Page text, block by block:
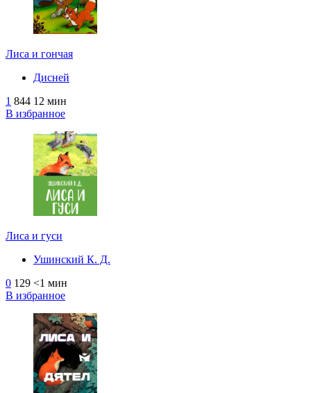
Лиса и гончая
Дисней
1 844 12 мин
В избранное
Лиса и гуси
Ушинский К. Д.
0 129 <1 мин
В избранное